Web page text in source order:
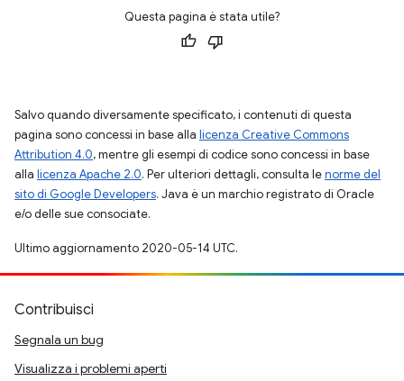
Questa pagina è stata utile?
Salvo quando diversamente specificato, i contenuti di questa
pagina sono concessi in base alla licenza Creative Commons
Attribution 4.0, mentre gli esempi di codice sono concessi in base
alla licenza Apache 2.0. Per ulteriori dettagli, consulta lenorme del
sito di Google Developers. Java è un marchio registrato di Oracle
e/o delle sue consociate.
Ultimo aggiornamento 2020-05-14 UTC.
Contribuisci
Segnala un bug
Visualizza i problemi aperti